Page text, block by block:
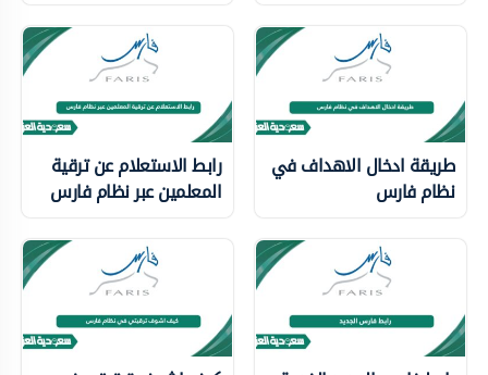
طريقة ادخال الاهداف في
نظام فارس
رابط الاستعلام عن ترقية
المعلمين عبر نظام فارس